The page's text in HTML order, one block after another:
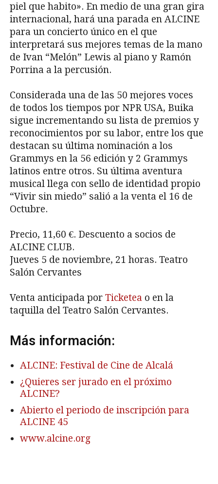
piel que habito». En medio de una gran gira
internacional, hará una parada en ALCINE
para un concierto único en el que
interpretará sus mejores temas de la mano
de Ivan “Melón” Lewis al piano y Ramón
Porrina a la percusión.
Considerada una de las 50 mejores voces
de todos los tiempos por NPR USA, Buika
sigue incrementando su lista de premios y
reconocimientos por su labor, entre los que
destacan su última nominación a los
Grammys en la 56 edición y 2 Grammys
latinos entre otros. Su última aventura
musical llega con sello de identidad propio
“Vivir sin miedo” salió a la venta el 16 de
Octubre.
Precio, 11,60 €. Descuento a socios de
ALCINE CLUB.
Jueves 5 de noviembre, 21 horas. Teatro
Salón Cervantes
Venta anticipada por Ticketea o en la
taquilla del Teatro Salón Cervantes.
Más información:
ALCINE: Festival de Cine de Alcalá
¿Quieres ser jurado en el próximo
ALCINE?
Abierto el periodo de inscripción para
ALCINE 45
www.alcine.org